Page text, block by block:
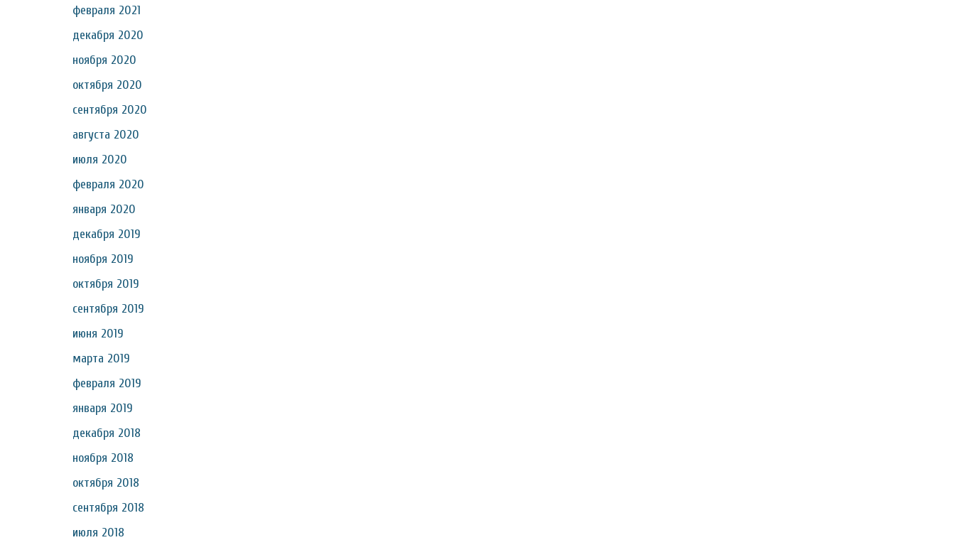
февраля 2021
декабря 2020
ноября 2020
октября 2020
сентября 2020
августа 2020
июля 2020
февраля 2020
января 2020
декабря 2019
ноября 2019
октября 2019
сентября 2019
июня 2019
марта 2019
февраля 2019
января 2019
декабря 2018
ноября 2018
октября 2018
сентября 2018
июля 2018